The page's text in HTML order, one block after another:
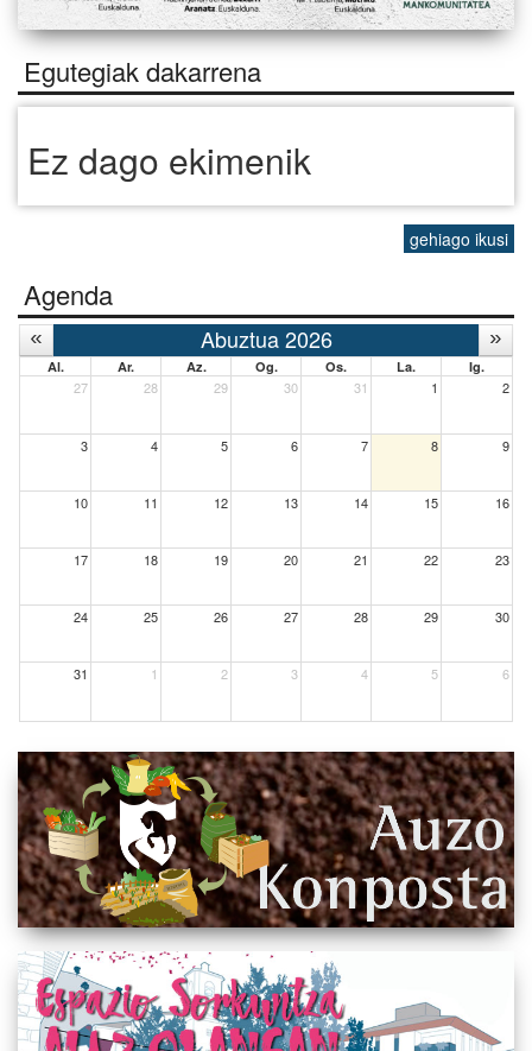
Egutegiak dakarrena
Ez dago ekimenik
gehiago ikusi
Agenda
Abuztua 2026
Al. Ar. Az. Og. Os. La. Ig.
27 28 29 30 31 1 2
3 4 5 6 7 8 9
10 11 12 13 14 15 16
17 18 19 20 21 22 23
24 25 26 27 28 29 30
31 1 2 3 4 5 6